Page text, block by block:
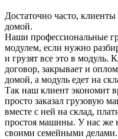
Достаточно часто,
домой.
Наши профессиональные
модулем, если нужно
и грузят все это в модуль.
договор, закрывает и
домой, а модуль едет на
Так наш клиент экономит
просто заказал грузовую
вместе с ней на склад,
простоя машины. У нас же
своими семейными делами.